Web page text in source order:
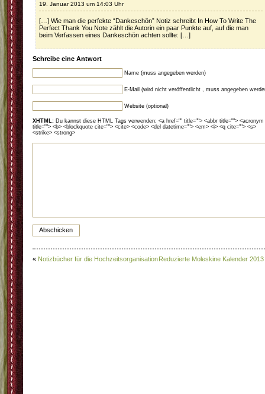
19. Januar 2013 um 14:03 Uhr
[…] Wie man die perfekte “Dankeschön” Notiz schreibt In How To Write The
Perfect Thank You Note zählt die Autorin ein paar Punkte auf, auf die man
beim Verfassen eines Dankeschön achten sollte: […]
Schreibe eine Antwort
Name (muss angegeben werden)
E-Mail (wird nicht veröffentlicht , muss angegeben
Website (optional)
XHTML: Du kannst diese HTML Tags verwenden: <a href="" title=""> <abbr title=""> <acronym
title=""> <b> <blockquote cite=""> <cite> <code> <del datetime=""> <em> <i> <q cite=""> <s>
<strike> <strong>
« Notizbücher für die HochzeitsorganisationReduzierte Moleskine Kalender 2013